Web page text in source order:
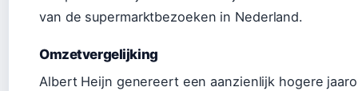
van de supermarktbezoeken in Nederland.
Omzetvergelijking
Albert Heijn genereert een aanzienlijk hogere